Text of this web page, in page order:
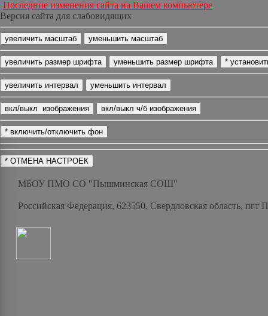
Последние изменения сайта на Вашем компьютере
Версия сайта для слабовидящих
МБОУ ПМО СО "Пышминская СОШ"
Российская Федерация, 623550, Свердловская область,